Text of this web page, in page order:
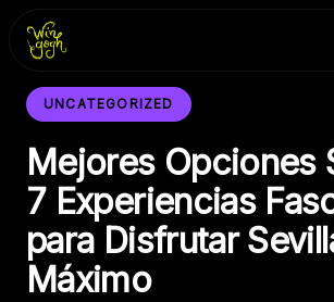
Inicio
Blog
Contacto
UNCATEGORIZED
Mejores Opciones
7 Experiencias
para Disfrutar
Máximo